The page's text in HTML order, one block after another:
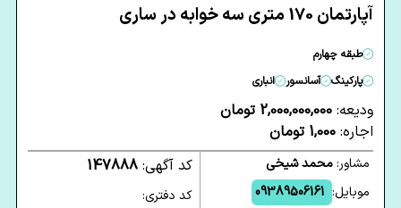
آپارتمان 170 متری سه خوابه در ساری
طبقه چهارم
پارکینگ
آسانسور انباری
ودیعه: 2,000,000,000 تومان
اجاره: 1,000 تومان
مشاور:محمد شیخی
موبایل: 09389506161
کد آگهی: 147888
کد دفتری: